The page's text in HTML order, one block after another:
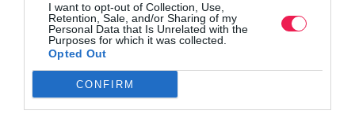
I want to opt-out of Collection, Use,
Retention, Sale, and/or Sharing of my
Personal Data that Is Unrelated with the
Purposes for which it was collected.
Opted Out
CONFIRM